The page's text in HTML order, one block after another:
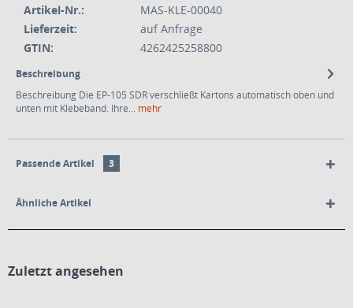
Artikel-Nr.:
MAS-KLE-00040
Lieferzeit:
auf Anfrage
GTIN:
4262425258800
Beschreibung
Beschreibung Die EP-105 SDR verschließt Kartons automatisch oben und
unten mit Klebeband. Ihre... mehr
Passende Artikel 3
Ähnliche Artikel
Zuletzt angesehen